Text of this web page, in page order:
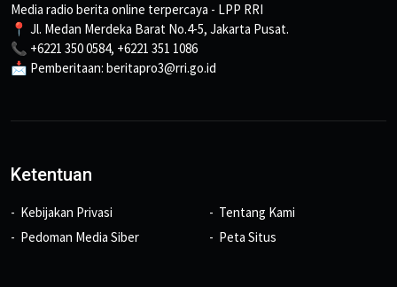
Media radio berita online terpercaya - LPP RRI
📍 Jl. Medan Merdeka Barat No.4-5, Jakarta Pusat.
📞 +6221 350 0584, +6221 351 1086
📩 Pemberitaan: beritapro3@rri.go.id
Ketentuan
Kebijakan Privasi
Pedoman Media Siber
Tentang Kami
Peta Situs